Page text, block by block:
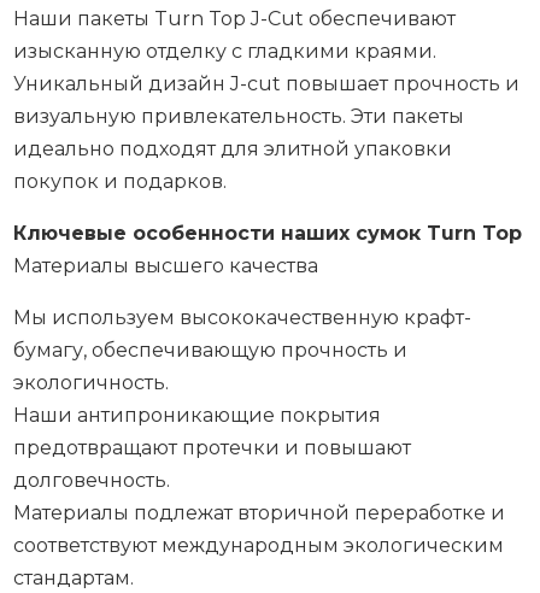
Наши пакеты Turn Top J-Cut обеспечивают
изысканную отделку с гладкими краями.
Уникальный дизайн J-cut повышает прочность и
визуальную привлекательность. Эти пакеты
идеально подходят для элитной упаковки
покупок и подарков.
Ключевые особенности наших сумок Turn Top
Материалы высшего качества
Мы используем высококачественную крафт-
бумагу, обеспечивающую прочность и
экологичность.
Наши антипроникающие покрытия
предотвращают протечки и повышают
долговечность.
Материалы подлежат вторичной переработке и
соответствуют международным экологическим
стандартам.